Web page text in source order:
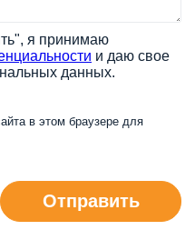
я принимаю
и даю свое
данных.
в этом браузере для
Отправить